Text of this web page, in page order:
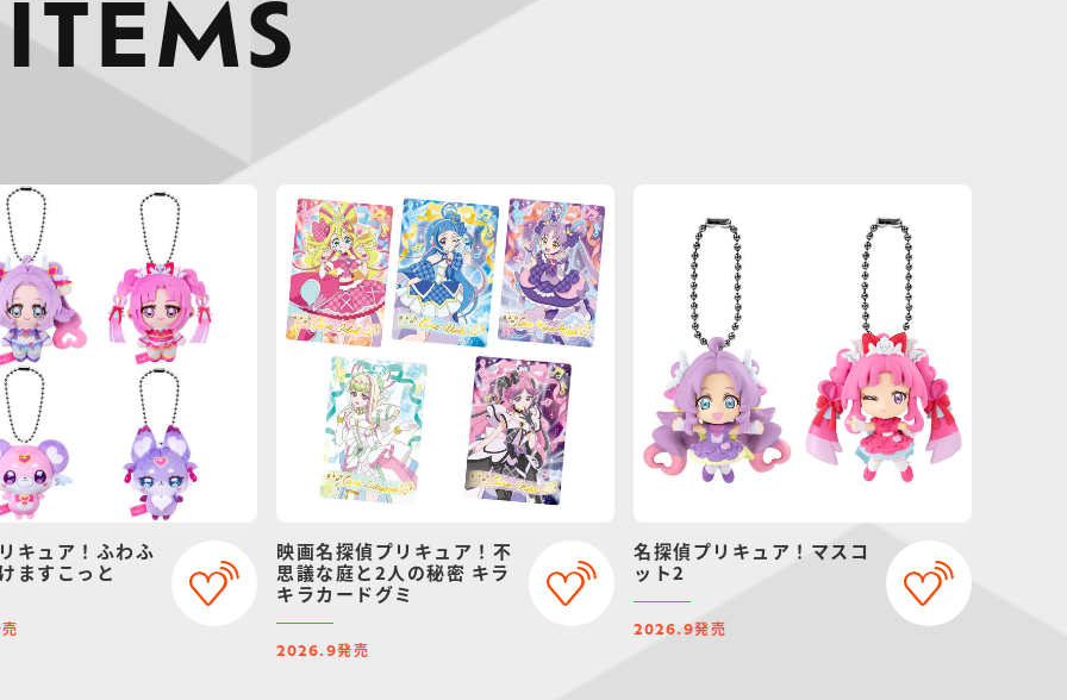
キュア！ふわふ
ますこっと
映画名探偵プリキュア！不
思議な庭と2人の秘密 キラ
キラカードグミ
2026.9発売
名探偵プリキュア！マスコ
ット2
2026.9発売